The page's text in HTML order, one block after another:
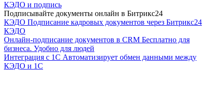
КЭДО и подпись
Подписывайте документы онлайн в Битрикс24
КЭДО Подписание кадровых документов через Битрикс24
КЭДО
Онлайн-подписание документов в CRM Бесплатно для
бизнеса. Удобно для людей
Интеграция с 1С Автоматизирует обмен данными между
КЭДО и 1С